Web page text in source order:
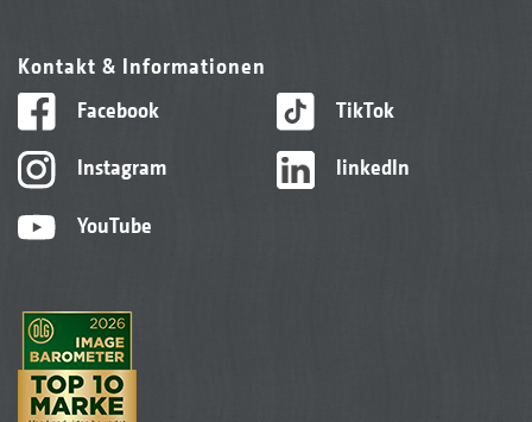
Kontakt & Informationen
Facebook
Instagram
YouTube
TikTok
linkedIn